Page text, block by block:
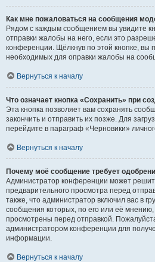
Как мне пожаловаться на сообщения
Рядом с каждым сообщением вы увидите
отправки жалобы на него, если это
конференции. Щёлкнув по этой кнопке, вы
необходимых для оправки жалобы на
Вернуться к началу
Что означает кнопка «Сохранить» при
Эта кнопка позволяет вам сохранять
закончить и отправить их позже. Для
перейдите в параграф «Черновики»
Вернуться к началу
Почему моё сообщение требует
Администратор конференции может
предварительного просмотра перед
также, что администратор включил вас в
сообщения которых, по его или её
просмотрены перед отправкой.
администратором конференции для
информации.
Вернуться к началу